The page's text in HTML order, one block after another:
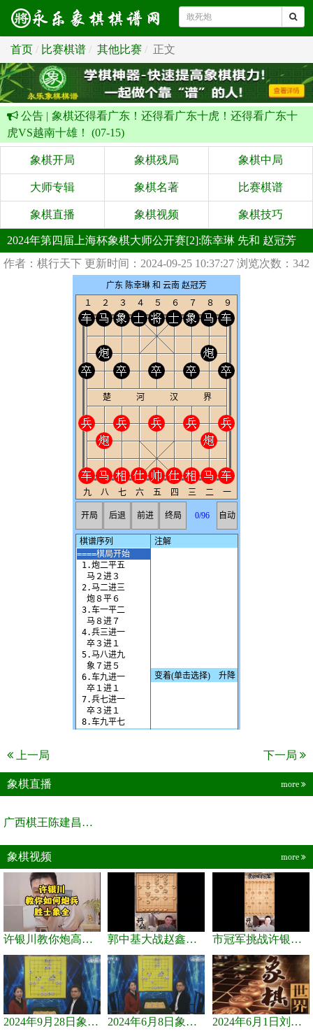
首页 比赛棋谱 其他比赛 正文
公告 | 象棋还得看广东！还得看广东十虎！还得看广东十
虎VS越南十雄！ (07-15)
象棋开局 象棋残局 象棋中局
大师专辑 象棋名著 比赛棋谱
象棋直播 象棋视频 象棋技巧
2024年第四届上海杯象棋大师公开赛[2]:陈幸琳 先和 赵冠芳
作者：棋行天下 更新时间：2024-09-25 10:37:27 浏览次数：342
上一局 下一局
象棋直播 more
广西棋王陈建昌直播间
象棋视频 more
许银川教你炮高兵士象全如何赢士象全，简单四步即可 郭中基大战赵鑫鑫，许银川激情讲解 市冠军挑战许银川，急进中兵变化真激烈！
2024年9月28日象棋世界栏目，刘君、蒋川讲解了第九届杨官璘杯象棋... 2024年6月8日象棋世界，刘君、蒋川讲解了第九届杨官璘杯全国象棋... 2024年6月1日刘君、蒋川讲解第三届上海杯象棋大师赛谢靖与李少庚...